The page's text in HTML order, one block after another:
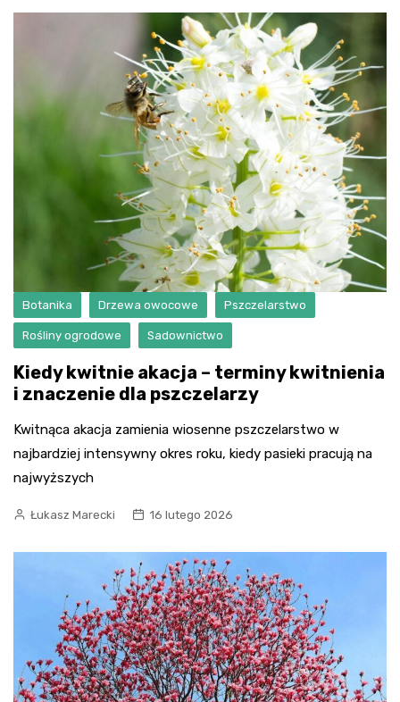
Botanika Drzewa owocowe Pszczelarstwo
Rośliny ogrodowe Sadownictwo
Kiedy kwitnie akacja – terminy kwitnienia
i znaczenie dla pszczelarzy
Kwitnąca akacja zamienia wiosenne pszczelarstwo w
najbardziej intensywny okres roku, kiedy pasieki pracują na
najwyższych
Łukasz Marecki 16 lutego 2026